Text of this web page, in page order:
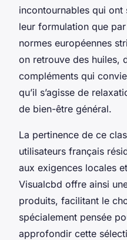
incontournables qui ont
leur formulation que
normes européennes
on retrouve des huiles,
compléments qui
qu’il s’agisse de
de bien-être général.
La pertinence de ce
utilisateurs français
aux exigences locales
Visualcbd offre ainsi
produits, facilitant le
spécialement pensée
approfondir cette